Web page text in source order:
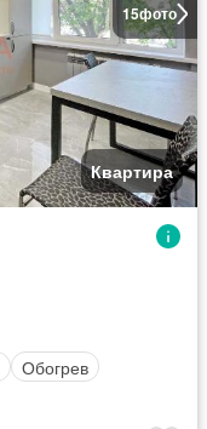
15фото
Квартира
Обогрев